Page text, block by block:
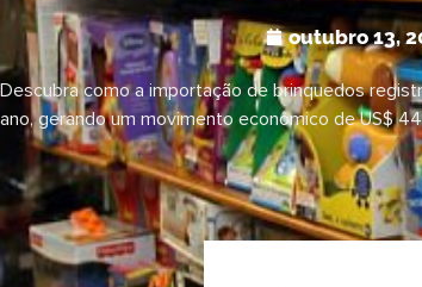
outubro 13,
Descubra como a importação de brinquedos
ano, gerando um movimento econômico de US$